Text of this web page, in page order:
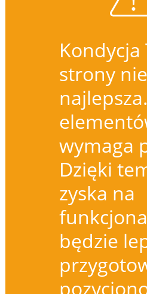
Kondycja
strony
wymaga
Dzięki
zyska na
będzie